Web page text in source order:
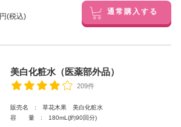
円(税込) 通常購入する
美白化粧水（医薬部外品）
209件
販売名 : 草花木果 美白化粧水
容 量 : 180mL(約90回分)